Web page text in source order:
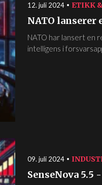
12. juli 2024 ETIKK
NATO
NATO har lansert en
intelligens i
09. juli 2024
SenseNova